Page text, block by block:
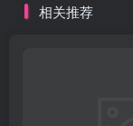
相关推荐